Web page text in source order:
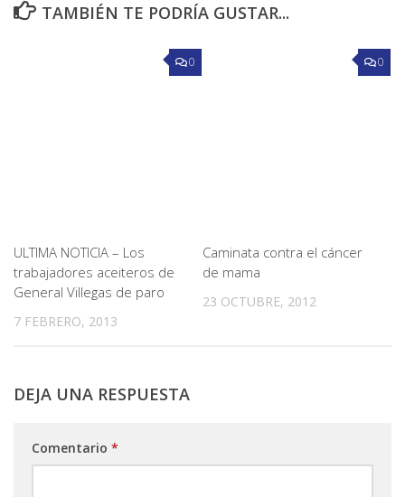
TAMBIÉN TE PODRÍA GUSTAR...
0
ULTIMA NOTICIA – Los
trabajadores aceiteros de
General Villegas de paro
7 FEBRERO, 2013
0
Caminata contra el cáncer
de mama
23 OCTUBRE, 2012
DEJA UNA RESPUESTA
Comentario *